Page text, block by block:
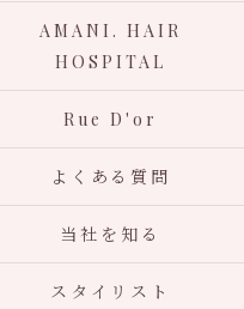
AMANI. HAIR
HOSPITAL
Rue D'or
よくある質問
当社を知る
スタイリスト